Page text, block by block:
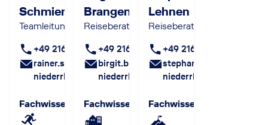
Schmiemann
Teamleitung
+49 2161 5864 0
rainer.schmiemann@lcc-
niederrhein.de
Fachwissen
Brangenberg
Reiseberaterin
+49 2161 5864 0
birgit.brangenberg@lcc-
niederrhein.de
Fachwissen
Lehnen
Reiseberaterin
+49 2161 5864 0
stephanie.lehnen@lcc-
niederrhein.de
Fachwissen